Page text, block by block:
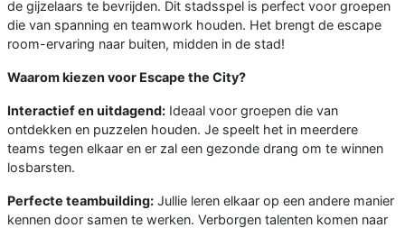
de gijzelaars te bevrijden. Dit stadsspel is perfect voor groepen
die van spanning en teamwork houden. Het brengt de escape
room-ervaring naar buiten, midden in de stad!
Waarom kiezen voor Escape the City?
Interactief en uitdagend: Ideaal voor groepen die van
ontdekken en puzzelen houden. Je speelt het in meerdere
teams tegen elkaar en er zal een gezonde drang om te winnen
losbarsten.
Perfecte teambuilding: Jullie leren elkaar op een andere manier
kennen door samen te werken. Verborgen talenten komen naar